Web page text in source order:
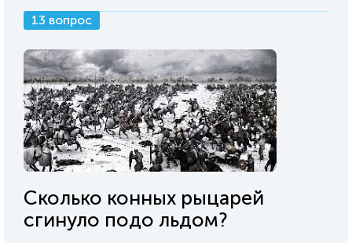
13 вопрос
Сколько конных рыцарей
сгинуло подо льдом?